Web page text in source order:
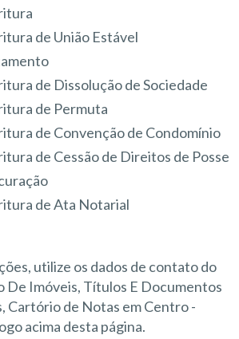
de União Estável
de Dissolução de Sociedade
de Permuta
de Convenção de Condomínio
de Cessão de Direitos de Posse
de Ata Notarial
utilize os dados de contato do
De Imóveis, Títulos E Documentos
Cartório de Notas em Centro -
acima desta página.